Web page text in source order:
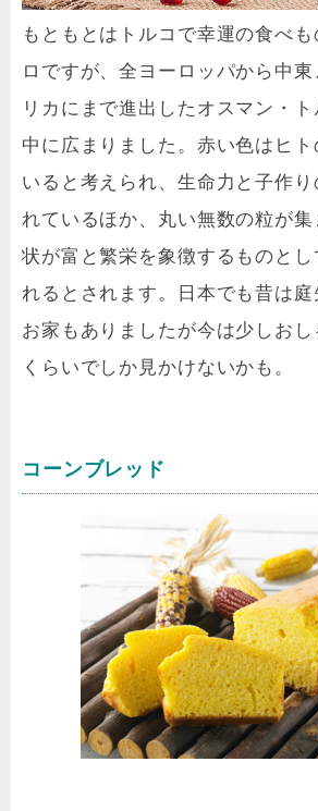
もともとはトルコで幸運の食べ
ロですが、全ヨーロッパから中
リカにまで進出したオスマン・
中に広まりました。赤い色はヒ
いると考えられ、生命力と子作り
れているほか、丸い無数の粒が
状が富と繁栄を象徴するものとし
れるとされます。日本でも昔は
お家もありましたが今は少しお
くらいでしか見かけないかも。
コーンブレッド